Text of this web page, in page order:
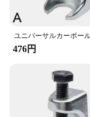
476円